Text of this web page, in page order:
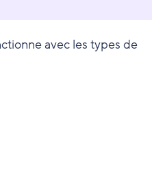
avec les types de